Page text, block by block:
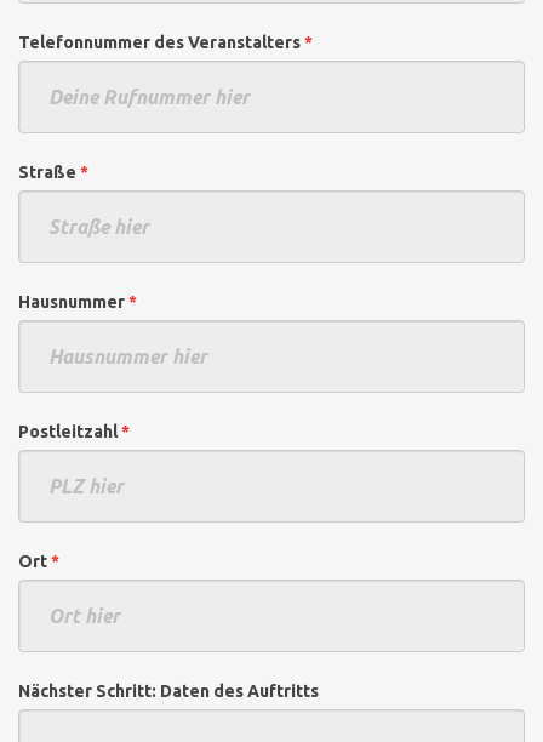
Telefonnummer des Veranstalters*
Straße *
Hausnummer*
Postleitzahl*
Ort*
Nächster Schritt: Daten des Auftritts